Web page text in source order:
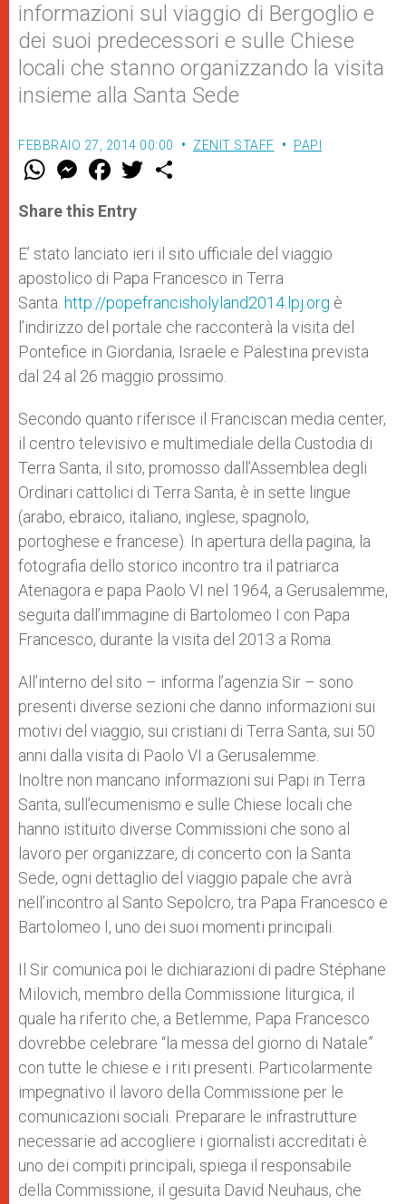
informazioni sul viaggio di Bergoglio e
dei suoi predecessori e sulle Chiese
locali che stanno organizzando la visita
insieme alla Santa Sede
FEBBRAIO 27, 2014 00:00 ZENIT STAFF PAPI
W
t
s
p
p
M
e
s
e
g
e
r
F
a
e
b
o
k
w
r
Share this Entry
E’ stato lanciato ieri il sito ufficiale del viaggio
apostolico di Papa Francesco in Terra
Santa. http://popefrancisholyland2014.lpj.org è
l’indirizzo del portale che racconterà la visita del
Pontefice in Giordania, Israele e Palestina prevista
dal 24 al 26 maggio prossimo.
Secondo quanto riferisce il Franciscan media center,
il centro televisivo e multimediale della Custodia di
Terra Santa, il sito, promosso dall’Assemblea degli
Ordinari cattolici di Terra Santa, è in sette lingue
(arabo, ebraico, italiano, inglese, spagnolo,
portoghese e francese). In apertura della pagina, la
fotografia dello storico incontro tra il patriarca
Atenagora e papa Paolo VI nel 1964, a Gerusalemme,
seguita dall’immagine di Bartolomeo I con Papa
Francesco, durante la visita del 2013 a Roma.
All’interno del sito – informa l’agenzia Sir – sono
presenti diverse sezioni che danno informazioni sui
motivi del viaggio, sui cristiani di Terra Santa, sui 50
anni dalla visita di Paolo VI a Gerusalemme.
Inoltre non mancano informazioni sui Papi in Terra
Santa, sull’ecumenismo e sulle Chiese locali che
hanno istituito diverse Commissioni che sono al
lavoro per organizzare, di concerto con la Santa
Sede, ogni dettaglio del viaggio papale che avrà
nell’incontro al Santo Sepolcro, tra Papa Francesco e
Bartolomeo I, uno dei suoi momenti principali.
Il Sir comunica poi le dichiarazioni di padre Stéphane
Milovich, membro della Commissione liturgica, il
quale ha riferito che, a Betlemme, Papa Francesco
dovrebbe celebrare “la messa del giorno di Natale”
con tutte le chiese e i riti presenti. Particolarmente
impegnativo il lavoro della Commissione per le
comunicazioni sociali. Preparare le infrastrutture
necessarie ad accogliere i giornalisti accreditati è
uno dei compiti principali, spiega il responsabile
della Commissione, il gesuita David Neuhaus, che